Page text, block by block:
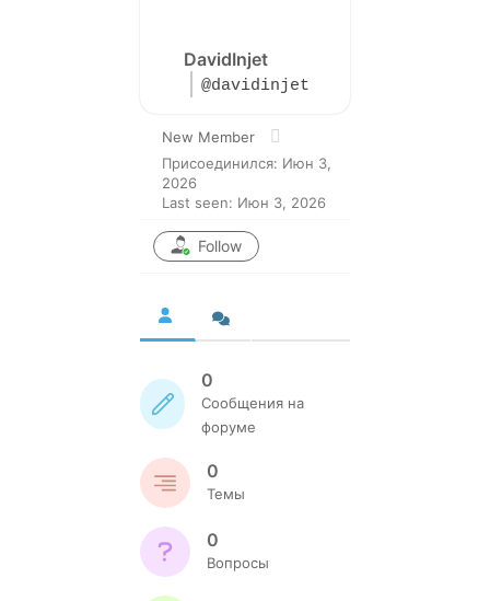
DavidInjet
@davidinjet
New Member
Присоединился: Июн 3,
2026
Last seen: Июн 3, 2026
Follow
0
Сообщения на
форуме
0
Темы
0
Вопросы